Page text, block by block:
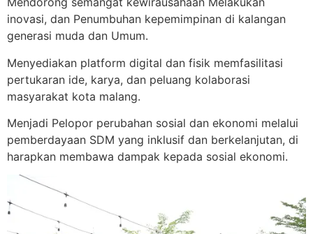
inovasi, dan Penumbuhan kepemimpinan di kalangan
generasi muda dan Umum.
Menyediakan platform digital dan fisik memfasilitasi
pertukaran ide, karya, dan peluang kolaborasi
masyarakat kota malang.
Menjadi Pelopor perubahan sosial dan ekonomi melalui
pemberdayaan SDM yang inklusif dan berkelanjutan, di
harapkan membawa dampak kepada sosial ekonomi.